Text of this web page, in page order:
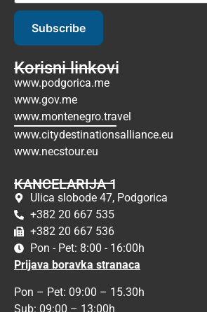
Subscribe
Korisni linkovi
www.podgorica.me
www.gov.me
www.montenegro.travel
www.citydestinationsalliance.eu
www.necstour.eu
KANCELARIJA 1
Ulica slobode 47, Podgorica
+382 20 667 535
+382 20 667 536
Pon - Pet: 8:00 - 16:00h
Prijava boravka stranaca
Pon – Pet: 09:00 – 15.30h
Sub: 09:00 – 13:00h